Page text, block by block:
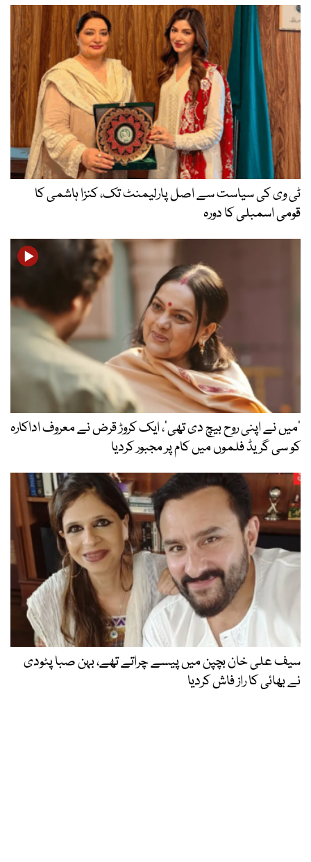
ٹی وی کی سیاست سے اصل پارلیمنٹ تک، کنزا ہاشمی کا
قومی اسمبلی کا دورہ
’میں نے اپنی روح بیچ دی تھی‘، ایک کروڑ قرض نے معروف اداکارہ
کو سی گریڈ فلموں میں کام پر مجبور کردیا
سیف علی خان بچپن میں پیسے چراتے تھے، بہن صبا پٹودی
نے بھائی کا راز فاش کردیا